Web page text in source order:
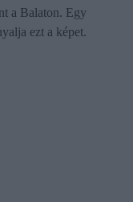
a Balaton. Egy
ezt a képet.